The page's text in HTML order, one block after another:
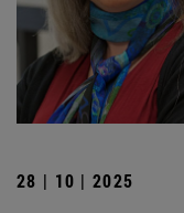
28 | 10 | 2025